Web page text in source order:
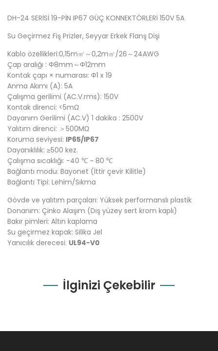
DH-24 SERİSİ 19-PİN IP67 GÜÇ KONNEKTÖRLERİ 150V 5A
Su Geçirmez Fiş Prizler, Seyyar Erkek Flanş Dişi
Kablo özellikleri:0,15m㎡～0,2m㎡/26～24AWG
Çap aralığı : Φ8mm～Φ12mm
Kontak çapı × numarası: Φ1 x 19
Anma Akımı (A): 5A
Çalışma gerilimi (AC.V.rms): 150V
Kontak direnci: <5mΩ
Dayanım Gerilimi (AC.V) 1 dakika : 2500V
Yalıtım direnci: ＞500MΩ
Koruma seviyesi: IP65/IP67
Dayanıklılık: ≥500 kez.
Çalışma sıcaklığı: -40 ℃ ~ 80 ℃
Bağlantı modu: Bayonet (İttir çevir Kilitle)
Bağlantı Tipi: Lehim/Sıkma
Gövde ve yalıtım parçaları: Yüksek performanslı plastik
Donanım: Çinko Alaşım (Dış yüzey sert krom kaplı)
Bakır pimleri: Altın kaplama
Su geçirmez kapak: Silika Jel
Yanıcılık derecesi: UL94-V0
İlginizi Çekebilir